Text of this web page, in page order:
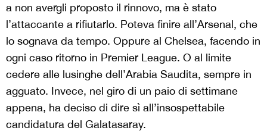
a non avergli proposto il rinnovo, ma è stato
l’attaccante a rifiutarlo. Poteva finire all’Arsenal, che
lo sognava da tempo. Oppure al Chelsea, facendo in
ogni caso ritorno in Premier League. O al limite
cedere alle lusinghe dell’Arabia Saudita, sempre in
agguato. Invece, nel giro di un paio di settimane
appena, ha deciso di dire sì all’insospettabile
candidatura del Galatasaray.